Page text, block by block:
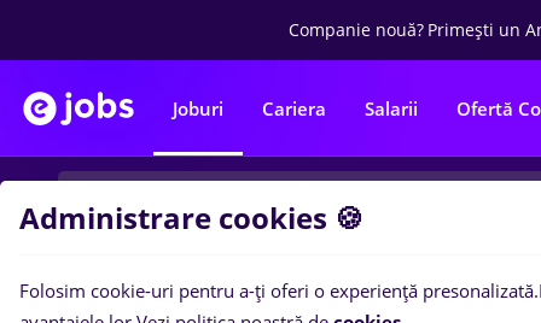
Companie nouă? Primești un
Joburi Cariera Salarii Ofertă
Filtre 0
Administrare cookies 🍪
Folosim cookie-uri pentru a-ți oferi o experiență presonalizată.